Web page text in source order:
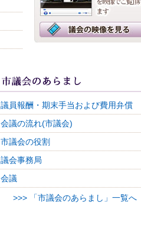
議員報酬・期末手当および費用弁償
会議の流れ(市議会)
市議会の役割
議会事務局
会議
>>> 「市議会のあらまし」一覧へ